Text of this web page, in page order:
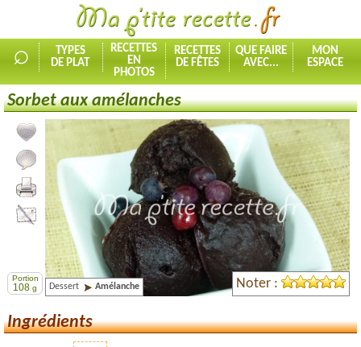
⌕
TYPES
DE PLAT
RECETTES
EN
PHOTOS
RECETTES
DE FÊTES
QUE FAIRE
AVEC...
MON
ESPACE
Sorbet aux amélanches
Ajouter la recette à mes favorites
Commenter, noter la recette
Imprimer la recette
Partager cette recette
Portion
108 g Dessert Amélanche Noter :
Ingrédients